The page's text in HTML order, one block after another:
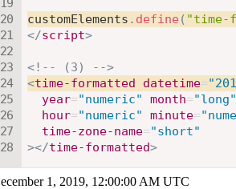
customElements . define ( "time-
</script>
<!-- (3) -->
<time-formatted datetime="
year="numeric" month="long"
hour="numeric" minute="
time-zone-name="short"
></time-formatted>